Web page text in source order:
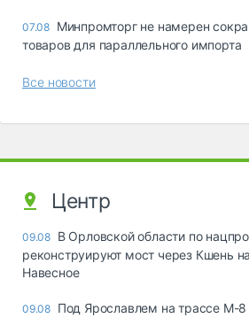
07.08 Минпромторг не намерен
товаров для параллельного импорта
Все новости
Центр
09.08 В Орловской области по
реконструируют мост через Кшень
Навесное
09.08 Под Ярославлем на трассе М-8